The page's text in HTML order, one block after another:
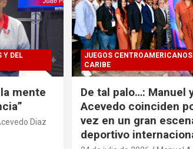
Y DEL
mente
Diaz
JUEGOS CENTROAMERICANOS
CARIBE
De tal palo…: Manuel
Acevedo coinciden
vez en un gran
deportivo